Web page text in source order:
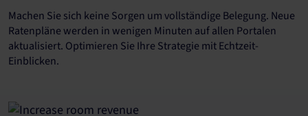
Machen Sie sich keine Sorgen um vollständige Belegung. Neue
Ratenpläne werden in wenigen Minuten auf allen Portalen
aktualisiert. Optimieren Sie Ihre Strategie mit Echtzeit-
Einblicken.